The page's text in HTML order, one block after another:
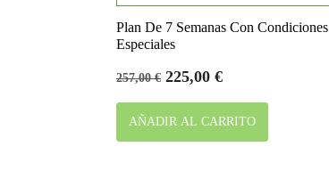
Vista rápida
Plan De 7 Semanas Con Condiciones
Especiales
Precio
base
257,00 € Precio
225,00 €
AÑADIR AL CARRITO